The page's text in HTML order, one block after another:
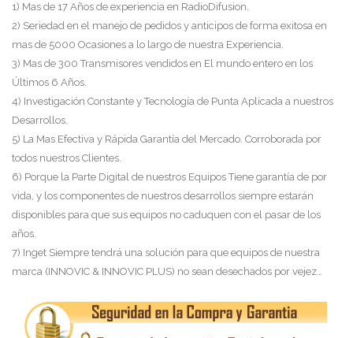
1) Mas de 17 Años de experiencia en RadioDifusion.
2) Seriedad en el manejo de pedidos y anticipos de forma exitosa en
mas de 5000 Ocasiones a lo largo de nuestra Experiencia.
3) Mas de 300 Transmisores vendidos en El mundo entero en los
Últimos 6 Años.
4) Investigación Constante y Tecnología de Punta Aplicada a nuestros
Desarrollos.
5) La Mas Efectiva y Rápida Garantía del Mercado. Corroborada por
todos nuestros Clientes.
6) Porque la Parte Digital de nuestros Equipos Tiene garantía de por
vida, y los componentes de nuestros desarrollos siempre estarán
disponibles para que sus equipos no caduquen con el pasar de los
años.
7) Inget Siempre tendrá una solución para que equipos de nuestra
marca (INNOVIC & INNOVIC PLUS) no sean desechados por vejez…